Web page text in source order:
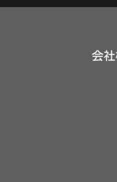
会